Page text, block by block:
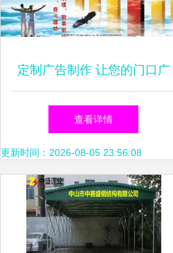
定制广告制作 让您的门口广
告效果翻倍的火力全开指南
查看详情
更新时间：2026-08-05 23:56:08